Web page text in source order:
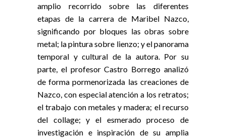
amplio recorrido sobre las diferentes
etapas de la carrera de Maribel Nazco,
significando por bloques las obras sobre
metal; la pintura sobre lienzo; y el panorama
temporal y cultural de la autora. Por su
parte, el profesor Castro Borrego analizó
de forma pormenorizada las creaciones de
Nazco, con especial atención a los retratos;
el trabajo con metales y madera; el recurso
del collage; y el esmerado proceso de
investigación e inspiración de su amplia